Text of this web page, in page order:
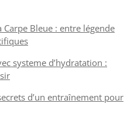
Bleue : entre légende
systeme d’hydratation :
d’un entraînement pour